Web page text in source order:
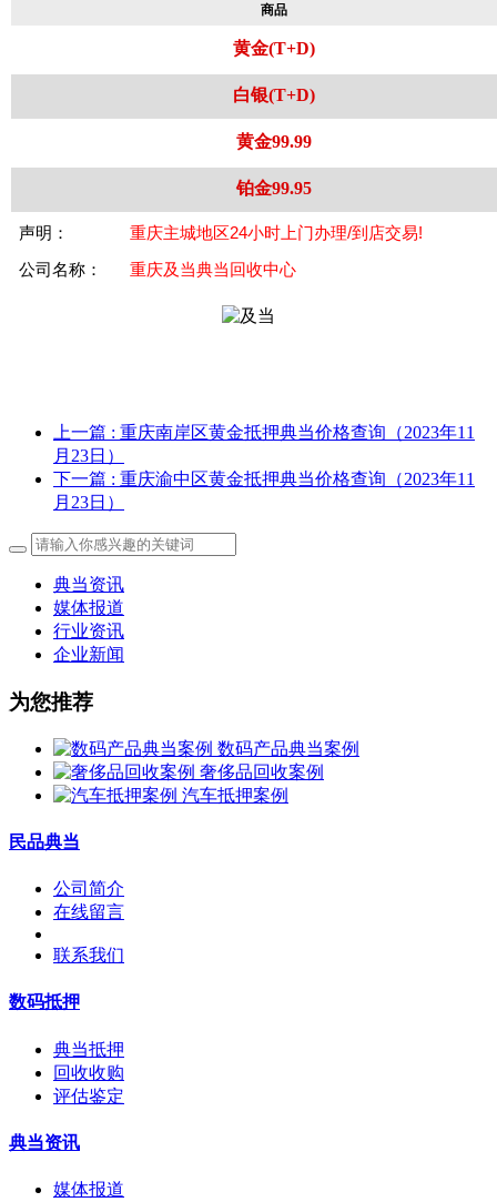
商品
黄金(T+D)
白银(T+D)
黄金99.99
铂金99.95
声明：
重庆主城地区24小时上门办理/到店交易!
公司名称：
重庆及当典当回收中心
上一篇 : 重庆南岸区黄金抵押典当价格查询（2023年11
月23日）
下一篇 : 重庆渝中区黄金抵押典当价格查询（2023年11
月23日）
典当资讯
媒体报道
行业资讯
企业新闻
为您推荐
数码产品典当案例
奢侈品回收案例
汽车抵押案例
民品典当
公司简介
在线留言
联系我们
数码抵押
典当抵押
回收收购
评估鉴定
典当资讯
媒体报道